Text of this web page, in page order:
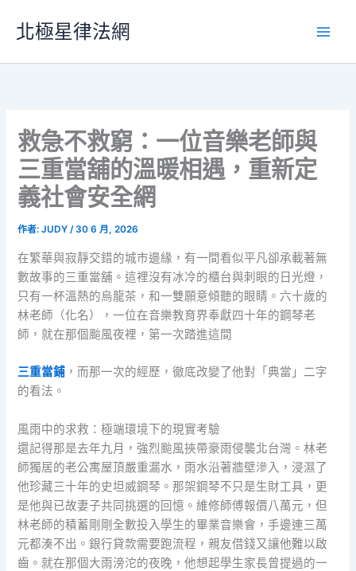
要
北極星律法網
救急不救窮：一位音樂老師與
三重當舖的溫暖相遇，重新定
義社會安全網
作者:JUDY/30 6 月, 2026
在繁華與寂靜交錯的城市邊緣，有一間看似平凡卻承載著無
數故事的三重當舖。這裡沒有冰冷的櫃台與刺眼的日光燈，
只有一杯溫熱的烏龍茶，和一雙願意傾聽的眼睛。六十歲的
林老師（化名），一位在音樂教育界奉獻四十年的鋼琴老
師，就在那個颱風夜裡，第一次踏進這間
三重當鋪 ，而那一次的經歷，徹底改變了他對「典當」二字
的看法。
風雨中的求救：極端環境下的現實考驗
還記得那是去年九月，強烈颱風挾帶豪雨侵襲北台灣。林老
師獨居的老公寓屋頂嚴重漏水，雨水沿著牆壁滲入，浸濕了
他珍藏三十年的史坦威鋼琴。那架鋼琴不只是生財工具，更
是他與已故妻子共同挑選的回憶。維修師傅報價八萬元，但
林老師的積蓄剛剛全數投入學生的畢業音樂會，手邊連三萬
元都湊不出。銀行貸款需要跑流程，親友借錢又讓他難以啟
齒。就在那個大雨滂沱的夜晚，他想起學生家長曾提過的一